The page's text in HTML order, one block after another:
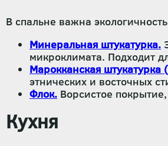
В спальне важна
Минеральная штукатурка.
микроклимата. Подходит
Марокканская штукатурка
этнических и восточных
Флок. Ворсистое
Кухня